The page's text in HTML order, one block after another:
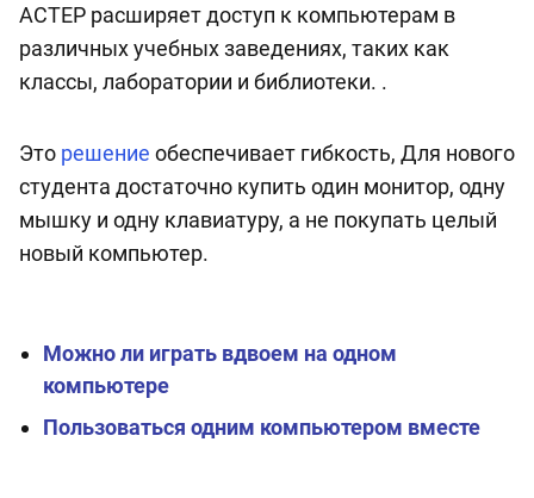
АСТЕР расширяет доступ к компьютерам в
различных учебных заведениях, таких как
классы, лаборатории и библиотеки. .
Это решение обеспечивает гибкость, Для нового
студента достаточно купить один монитор, одну
мышку и одну клавиатуру, а не покупать целый
новый компьютер.
Можно ли играть вдвоем на одном
компьютере
Пользоваться одним компьютером вместе